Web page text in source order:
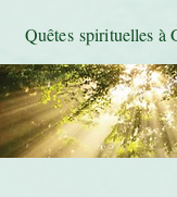
Quêtes spirituelles à